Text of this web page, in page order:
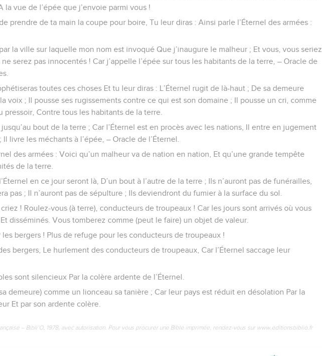
la vue de l’épée que j’envoie parmi vous !
prendre de ta main la coupe pour boire, Tu leur diras : Ainsi parle l’Éternel des armées :
la ville sur laquelle mon nom est invoqué Que j’inaugure le malheur ; Et vous, vous seriez
serez pas innocentés ! Car j’appelle l’épée sur tous les habitants de la terre, – Oracle de
toutes ces choses Et tu leur diras : L’Éternel rugit de là-haut ; De sa demeure
voix ; Il pousse ses rugissements contre ce qui est son domaine ; Il pousse un cri, comme
pressoir, Contre tous les habitants de la terre.
bout de la terre ; Car l’Éternel est en procès avec les nations, Il entre en jugement
livre les méchants à l’épée, – Oracle de l’Éternel.
des armées : Voici qu’un malheur va de nation en nation, Et qu’une grande tempête
de la terre.
en ce jour seront là, D’un bout à l’autre de la terre ; Ils n’auront pas de funérailles,
pas ; Il n’auront pas de sépulture ; Ils deviendront du fumier à la surface du sol.
! Roulez-vous (à terre), conducteurs de troupeaux ! Car les jours sont arrivés où vous
disséminés. Vous tomberez comme (peut le faire) un objet de valeur.
les bergers ! Plus de refuge pour les conducteurs de troupeaux !
bergers, Le hurlement des conducteurs de troupeaux, Car l’Éternel saccage leur
sont silencieux Par la colère ardente de l’Éternel.
demeure) comme un lionceau sa tanière ; Car leur pays est réduit en désolation Par la
Et par son ardente colère.
– Bibli’O, 1978, avec autorisation. Pour vous procurer une Bible imprimée, rendez-vous sur www.editionsbiblio.fr